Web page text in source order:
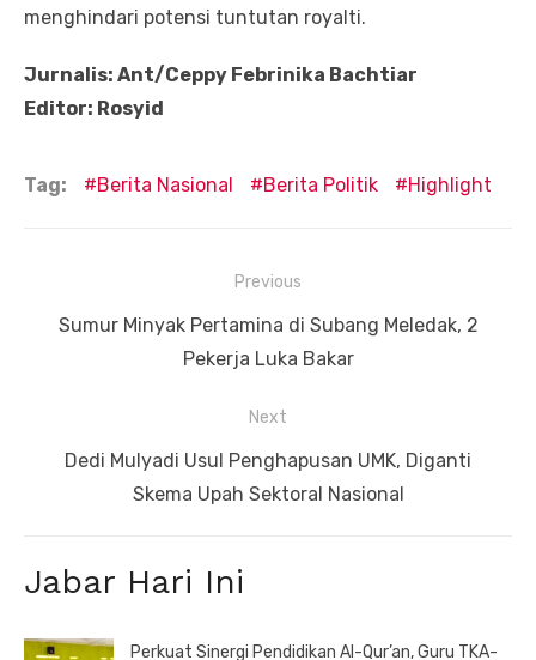
menghindari potensi tuntutan royalti.
Jurnalis: Ant/Ceppy Febrinika Bachtiar
Editor: Rosyid
Tag: Berita Nasional Berita Politik Highlight
pos
Previous
Previous
Sumur Minyak Pertamina di Subang Meledak, 2
Pekerja Luka Bakar
Next
NextDedi Mulyadi Usul Penghapusan UMK, Diganti
Skema Upah Sektoral Nasional
Jabar Hari Ini
Perkuat Sinergi Pendidikan Al-Qur’an, Guru TKA-